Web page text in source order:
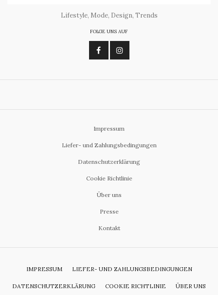
Lifestyle, Mode, Design, Trends
FOLGE UNS AUF
Impressum
Liefer- und Zahlungsbedingungen
Datenschutzerklärung
Cookie Richtlinie
Über uns
Presse
Kontakt
IMPRESSUM LIEFER- UND ZAHLUNGSBEDINGUNGEN
DATENSCHUTZERKLÄRUNG COOKIE RICHTLINIE ÜBER UNS